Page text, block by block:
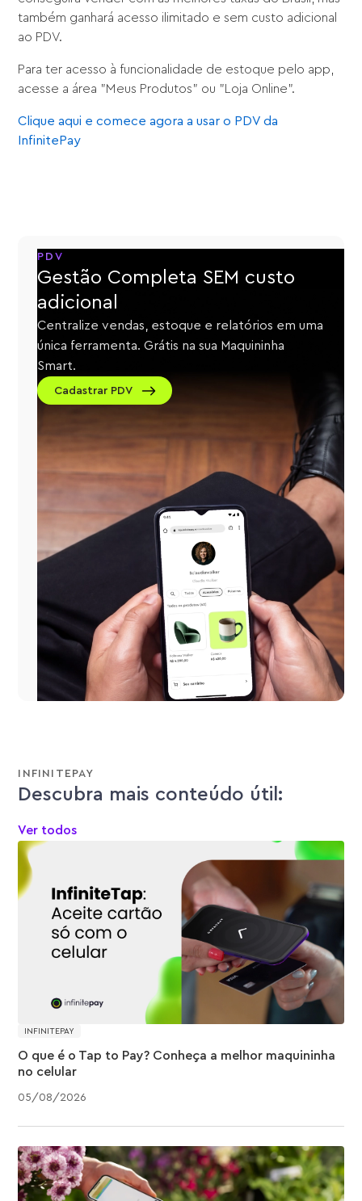
também ganhará acesso ilimitado e sem custo adicional
ao PDV.
Para ter acesso à funcionalidade de estoque pelo app,
acesse a área "Meus Produtos" ou "Loja Online".
Clique aqui e comece agora a usar o PDV da
InfinitePay
PDV
Gestão Completa SEM custo
adicional
Centralize vendas, estoque e relatórios em uma
única ferramenta. Grátis na sua Maquininha
Smart.
Cadastrar PDV
INFINITEPAY
Descubra mais conteúdo útil:
Ver todos
INFINITEPAY
05/08/2026
O que é o Tap to Pay? Conheça a melhor maquininha
no celular